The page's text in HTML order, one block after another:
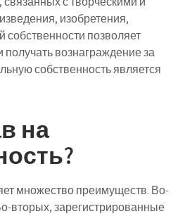
изобретения,
собственности позволяет
вознаграждение за
собственность является
на
множество преимуществ. Во-
вторых, зарегистрированные